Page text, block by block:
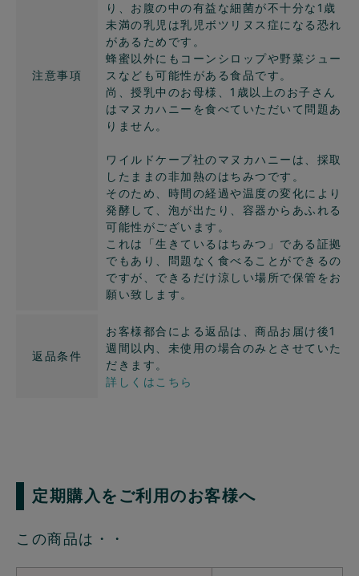
注意事項
り、お腹の中の有益な細菌が不十分な1歳
未満の乳児は乳児ボツリヌス症になる恐れ
があるためです。
蜂蜜以外にもコーンシロップや野菜ジュー
スなども可能性がある食品です。
尚、授乳中のお母様、1歳以上のお子さん
はマヌカハニーを食べていただいて問題あ
りません。
ワイルドケープ社のマヌカハニーは、採取
したままの非加熱のはちみつです。
そのため、時間の経過や温度の変化により
発酵して、泡が出たり、容器からあふれる
可能性がございます。
これは「生きているはちみつ」である証拠
でもあり、問題なく食べることができるの
ですが、できるだけ涼しい場所で保管をお
願い致します。
返品条件
お客様都合による返品は、商品お届け後1
週間以内、未使用の場合のみとさせていた
だきます。
詳しくはこちら
定期購入をご利用のお客様へ
この商品は・・